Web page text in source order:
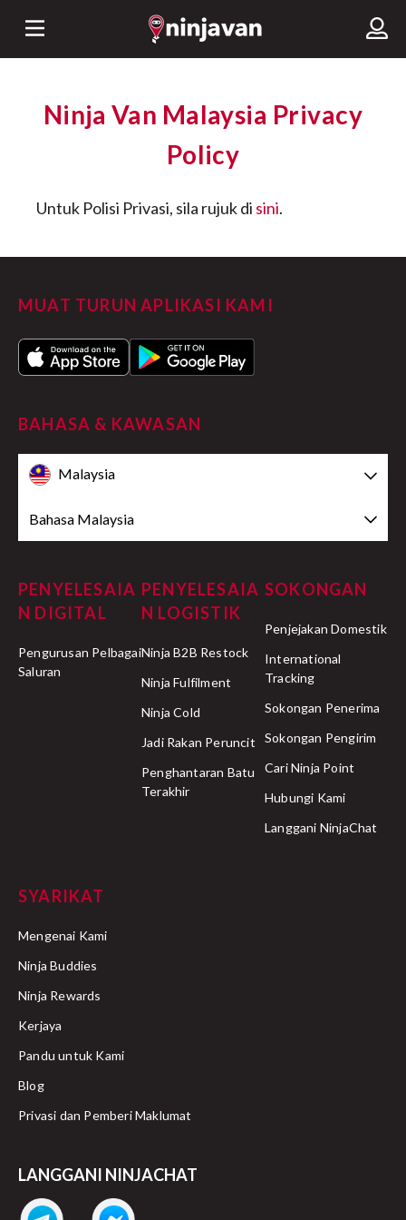
Ninja Van Malaysia Privacy
Policy
Untuk Polisi Privasi, sila rujuk di sini.
MUAT TURUN APLIKASI KAMI
BAHASA & KAWASAN
Malaysia
Bahasa Malaysia
PENYELESAIA
N DIGITAL
Pengurusan Pelbagai
Saluran
PENYELESAIA
N LOGISTIK
Ninja B2B Restock
Ninja Fulfilment
Ninja Cold
Jadi Rakan Peruncit
Penghantaran Batu
Terakhir
SOKONGAN
Penjejakan Domestik
International
Tracking
Sokongan Penerima
Sokongan Pengirim
Cari Ninja Point
Hubungi Kami
Langgani NinjaChat
SYARIKAT
Mengenai Kami
Ninja Buddies
Ninja Rewards
Kerjaya
Pandu untuk Kami
Blog
Privasi dan Pemberi Maklumat
LANGGANI NINJACHAT